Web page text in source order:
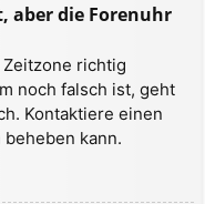
aber die Forenuhr
richtig
noch falsch ist, geht
Kontaktiere einen
kann.